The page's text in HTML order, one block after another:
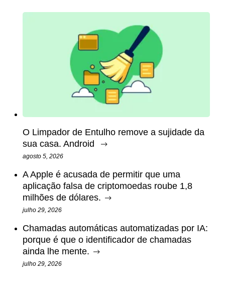
O Limpador de Entulho remove a sujidade da
sua casa. Android
agosto 5, 2026
A Apple é acusada de permitir que uma
aplicação falsa de criptomoedas roube 1,8
milhões de dólares.
julho 29, 2026
Chamadas automáticas automatizadas por IA:
porque é que o identificador de chamadas
ainda lhe mente.
julho 29, 2026